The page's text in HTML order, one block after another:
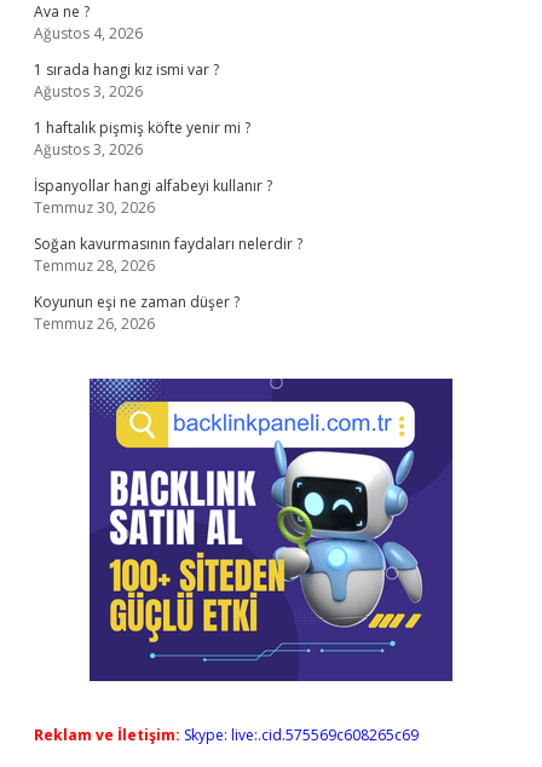
Ava ne ?
Ağustos 4, 2026
1 sırada hangi kız ismi var ?
Ağustos 3, 2026
1 haftalık pişmiş köfte yenir mi ?
Ağustos 3, 2026
İspanyollar hangi alfabeyi kullanır ?
Temmuz 30, 2026
Soğan kavurmasının faydaları nelerdir ?
Temmuz 28, 2026
Koyunun eşi ne zaman düşer ?
Temmuz 26, 2026
Reklam ve İletişim: Skype: live:.cid.575569c608265c69